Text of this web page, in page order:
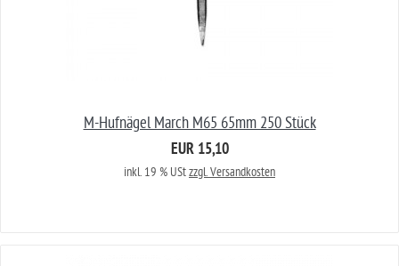
M-Hufnägel March M65 65mm 250 Stück
EUR 15,10
inkl. 19 % UStzzgl. Versandkosten